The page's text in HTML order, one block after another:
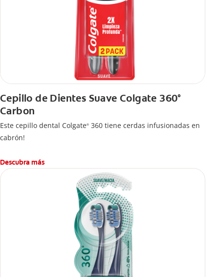
Cepillo de Dientes Suave Colgate 360°
Carbon
Este cepillo dental Colgate® 360 tiene cerdas infusionadas en
cabrón!
Descubra más